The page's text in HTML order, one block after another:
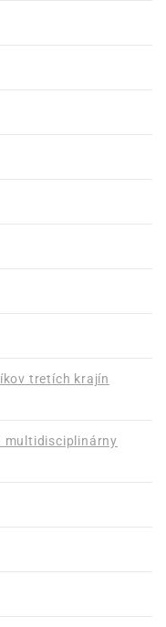
tretích krajín
multidisciplinárny